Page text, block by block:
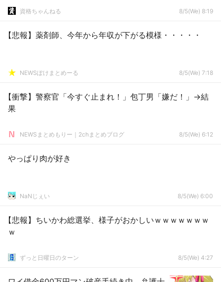
資格ちゃんねる 8/5(We) 8:19
【悲報】薬剤師、今年から年収が下がる模様・・・・・
NEWSぽけまとめーる 8/5(We) 7:18
【衝撃】警察官「今すぐ止まれ！」包丁男「嫌だ！」→結
果
NEWSまとめもりー｜2chまとめブログ 8/5(We) 6:12
やっぱり肉が好き
NaNじぇい 8/5(We) 6:00
【悲報】ちいかわ総選挙、様子がおかしいｗｗｗｗｗｗｗ
ｗ
ずっと日曜日のターン 8/5(We) 4:27